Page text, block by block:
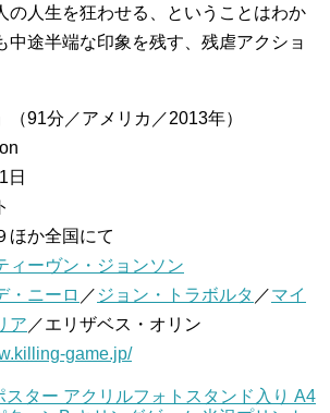
の人生を狂わせる、ということはわか
中途半端な印象を残す、残虐アクショ
（91分／アメリカ／2013年）
日
ほか全国にて
ィーヴン・ジョンソン
・ニーロ ／ ジョン・トラボルタ ／マイ
ア ／エリザベス・オリン
game.jp/
スター アクリルフォトスタンド入り A4